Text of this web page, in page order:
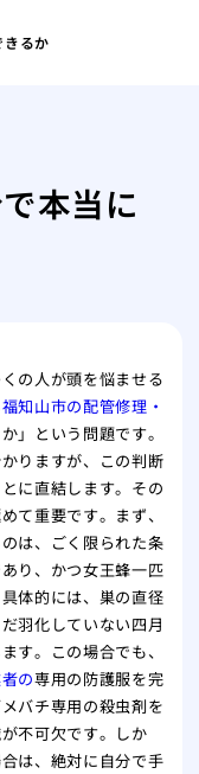
きるか
プ
水
家
本当に
の人が頭を悩ませる
福知山市の配管修理・
」という問題です。
りますが、この判断
に直結します。その
て重要です。まず、
は、ごく限られた条
り、かつ女王蜂一匹
体的には、巣の直径
羽化していない四月
す。この場合でも、
の専用の防護服を完
バチ専用の殺虫剤を
不可欠です。しか
は、絶対に自分で手